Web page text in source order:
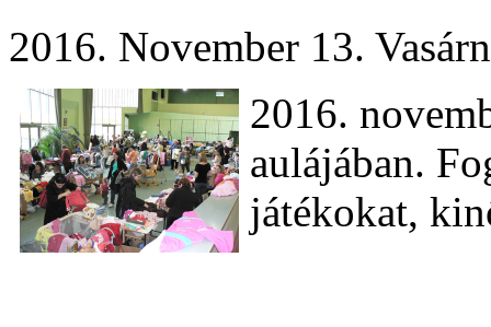
2016. November 13.
2016.
aulájában.
játékokat,